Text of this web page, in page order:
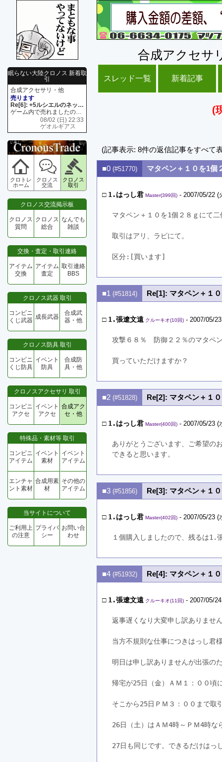
眠らない大陸クロノス 新着取
引
合成アクセサリ・他
売ります
Re[6]: +5ルシエルのネックレス
ゲーム内で売れましたので 在庫がネク1 リング4 となります リングのお値段は80G といたします
08/02 (日) 22:33
ゲオルギアス
クロトレ
ホーム
クロノス
交流
クロノス
取引
クロノス交流掲示板
クロノス
質問
クロノス
総合
なんでも
雑談
交換・査定・取引連絡
アイテム
交換
アイテム
査定
取引連絡
BBS
クロノス武器 取引
コンビニ
くじ武器 成長武器
合成武
器・他
クロノス防具 取引
コンビニ
くじ防具
イベント
防具
合成防
具・他
クロノスアクセサリ 取引
コンビニ
アクセ
イベント
アクセ
合成アク
セ・他
特殊品・素材等 取引
コンビニ
アイテム
イベント
素材
イベント
アイテム
エンチャ
ント素材
合成用素
材
その他の
アイテム
当サイトについて
ご利用上
の注意
プライバ
シー
お問い合
わせ
合成アクセサ
スレッド一覧 新着記事
(
(記事表示: 8件の返信記事をすべて
■0 (#51770) マタペン＋１０を1
□ 1.はっし君 Master(399回) - 2007/05/22
マタペン＋１０を1個２８ｇにて
取引はアリ、ラピにて。
区分:[買います]
■1 (#51814) Re[1]: マタペン＋１
□ 1.張遼文遠 クルーキオ(10回) - 2007/05/
攻撃６８％　防御２２％のマタペ
買っていただけますか？
■2 (#51828) Re[2]: マタペン＋１
□ 1.はっし君 Master(400回) - 2007/05/23
ありがとうございます、ご希望の
できると思います。
■3 (#51856) Re[3]: マタペン＋１
□ 1.はっし君 Master(402回) - 2007/05/23
１個購入しましたので、残るは1.
■4 (#51932) Re[4]: マタペン＋１
□ 1.張遼文遠 クルーキオ(11回) - 2007/05/
返事遅くなり大変申し訳ありませ
当方不規則な仕事につきはっし君
明日は申し訳ありませんが出張の
帰宅が25日（金）ＡＭ１：００頃
そこから25日ＰＭ３：００まで取
26日（土）はＡＭ4時～ＰＭ4時な
27日も同じです。できるだけはっ